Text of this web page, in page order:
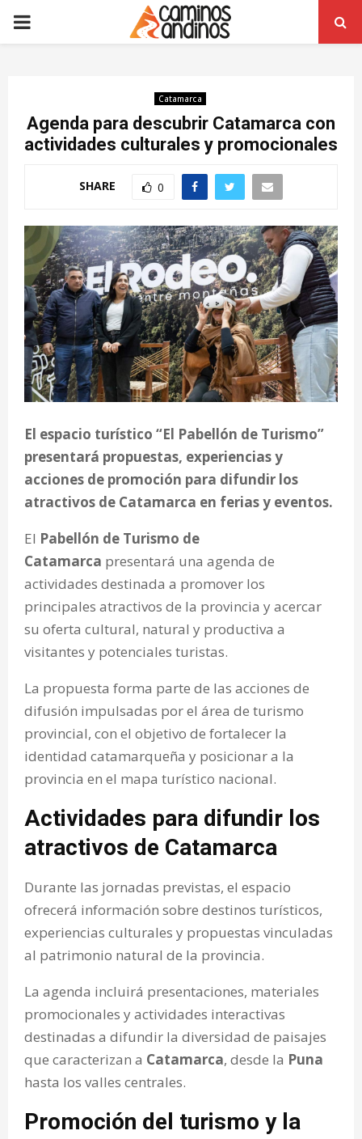
PRIMARY
Catamarca
Agenda para descubrir Catamarca con
actividades culturales y promocionales
SHARE 0
El espacio turístico “El Pabellón de Turismo”
presentará propuestas, experiencias y
acciones de promoción para difundir los
atractivos de Catamarca en ferias y eventos.
El Pabellón de Turismo de
Catamarca presentará una agenda de
actividades destinada a promover los
principales atractivos de la provincia y acercar
su oferta cultural, natural y productiva a
visitantes y potenciales turistas.
La propuesta forma parte de las acciones de
difusión impulsadas por el área de turismo
provincial, con el objetivo de fortalecer la
identidad catamarqueña y posicionar a la
provincia en el mapa turístico nacional.
Actividades para difundir los
atractivos de Catamarca
Durante las jornadas previstas, el espacio
ofrecerá información sobre destinos turísticos,
experiencias culturales y propuestas vinculadas
al patrimonio natural de la provincia.
La agenda incluirá presentaciones, materiales
promocionales y actividades interactivas
destinadas a difundir la diversidad de paisajes
que caracterizan a Catamarca, desde la Puna
hasta los valles centrales.
Promoción del turismo y la